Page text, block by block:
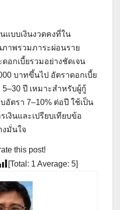
แบบเงินงวดคงที่ใน
ภาพรวมภาระผ่อนราย
อกเบี้ยรวมอย่างชัดเจน
บาทขึ้นไป อัตราดอกเบี้ย
5–30 ปี เหมาะสำหรับผู้กู้
ตรา 7–10% ต่อปี ใช้เป็น
เงินและเปรียบเทียบข้อ
งมั่นใจ
this post!
[Total: 1 Average: 5]